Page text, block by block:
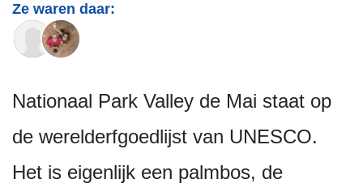
Ze waren daar:
Nationaal Park Valley de Mai staat op
de werelderfgoedlijst van UNESCO.
Het is eigenlijk een palmbos, de